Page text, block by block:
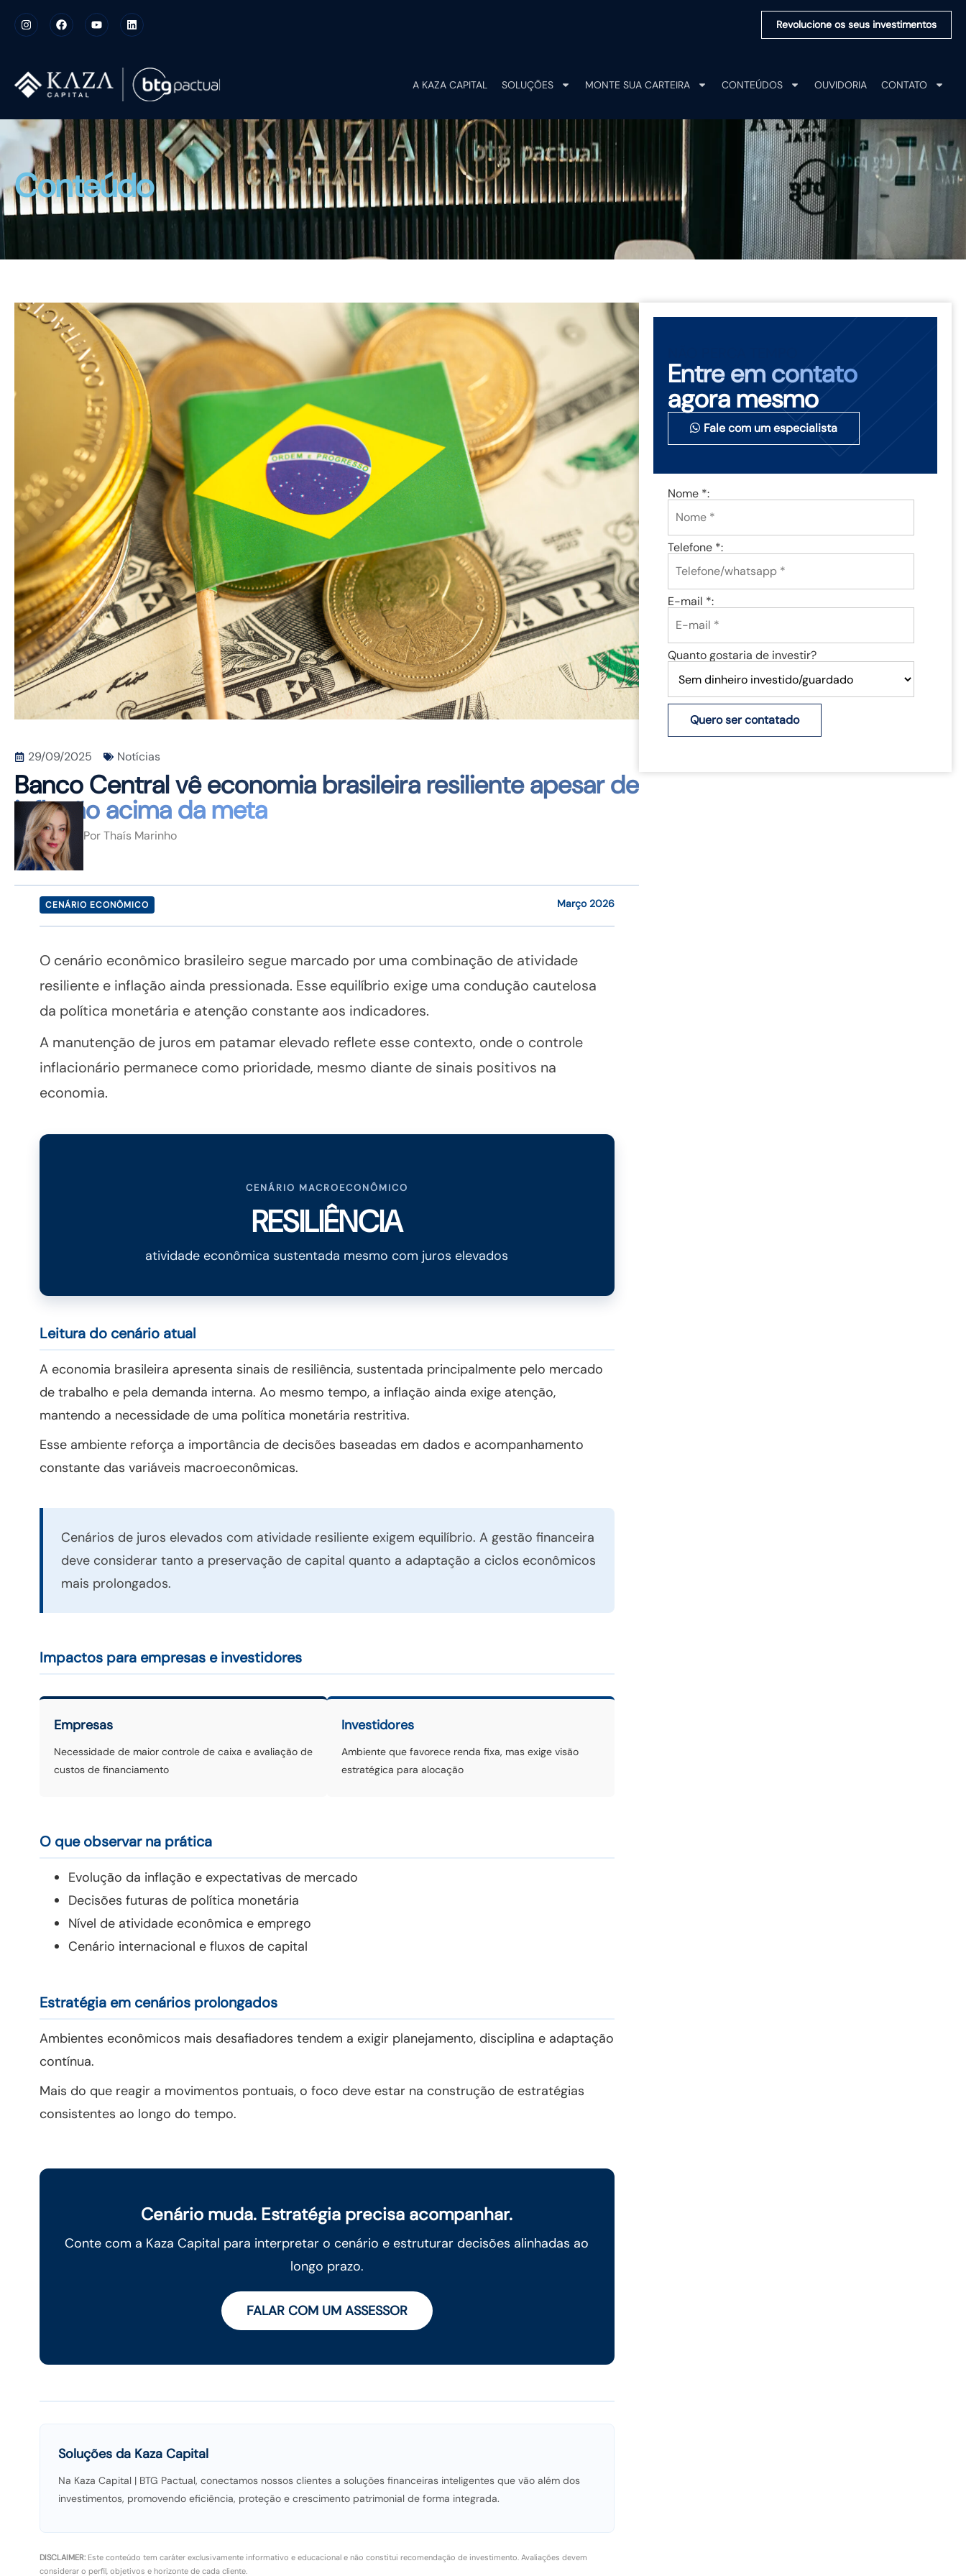
Revolucione os seus investimentos
A KAZA CAPITAL SOLUÇÕES MONTE SUA CARTEIRA CONTEÚDOS OUVIDORIA CONTATO
Conteúdo
29/09/2025 Notícias
Banco Central vê economia brasileira resiliente apesar de
inflação acima da meta
PorThaís Marinho
CENÁRIO ECONÔMICO Março 2026
O cenário econômico brasileiro segue marcado por uma combinação de atividade
resiliente e inflação ainda pressionada. Esse equilíbrio exige uma condução cautelosa
da política monetária e atenção constante aos indicadores.
A manutenção de juros em patamar elevado reflete esse contexto, onde o controle
inflacionário permanece como prioridade, mesmo diante de sinais positivos na
economia.
CENÁRIO MACROECONÔMICO
RESILIÊNCIA
atividade econômica sustentada mesmo com juros elevados
Leitura do cenário atual
A economia brasileira apresenta sinais de resiliência, sustentada principalmente pelo mercado
de trabalho e pela demanda interna. Ao mesmo tempo, a inflação ainda exige atenção,
mantendo a necessidade de uma política monetária restritiva.
Esse ambiente reforça a importância de decisões baseadas em dados e acompanhamento
constante das variáveis macroeconômicas.
Cenários de juros elevados com atividade resiliente exigem equilíbrio. A gestão financeira
deve considerar tanto a preservação de capital quanto a adaptação a ciclos econômicos
mais prolongados.
Impactos para empresas e investidores
Empresas
Necessidade de maior controle de caixa e avaliação de
custos de financiamento
Investidores
Ambiente que favorece renda fixa, mas exige visão
estratégica para alocação
O que observar na prática
Evolução da inflação e expectativas de mercado
Decisões futuras de política monetária
Nível de atividade econômica e emprego
Cenário internacional e fluxos de capital
Estratégia em cenários prolongados
Ambientes econômicos mais desafiadores tendem a exigir planejamento, disciplina e adaptação
contínua.
Mais do que reagir a movimentos pontuais, o foco deve estar na construção de estratégias
consistentes ao longo do tempo.
Cenário muda. Estratégia precisa acompanhar.
Conte com a Kaza Capital para interpretar o cenário e estruturar decisões alinhadas ao
longo prazo.
FALAR COM UM ASSESSOR
Soluções da Kaza Capital
Na Kaza Capital | BTG Pactual, conectamos nossos clientes a soluções financeiras inteligentes que vão além dos
investimentos, promovendo eficiência, proteção e crescimento patrimonial de forma integrada.
DISCLAIMER:Este conteúdo tem caráter exclusivamente informativo e educacional e não constitui recomendação de investimento. Avaliações devem
considerar o perfil, objetivos e horizonte de cada cliente.
Entre em contato
agora mesmo
Fale com um especialista
Nome *:
Telefone *:
E-mail *:
Quanto gostaria de investir?
Quero ser contatado